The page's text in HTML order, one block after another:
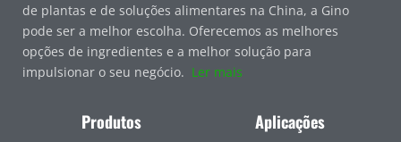
de plantas e de soluções alimentares na China, a Gino
pode ser a melhor escolha. Oferecemos as melhores
opções de ingredientes e a melhor solução para
impulsionar o seu negócio. Ler mais
Produtos Aplicações